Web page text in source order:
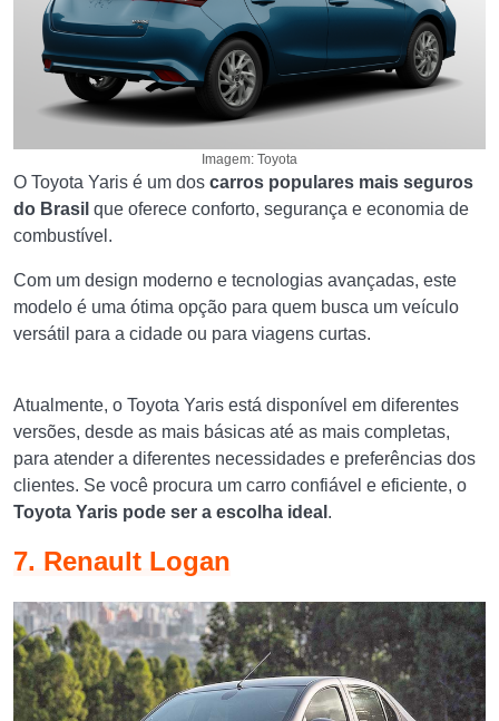
Imagem: Toyota
O Toyota Yaris é um dos carros populares mais seguros
do Brasil que oferece conforto, segurança e economia de
combustível.
Com um design moderno e tecnologias avançadas, este
modelo é uma ótima opção para quem busca um veículo
versátil para a cidade ou para viagens curtas.
Atualmente, o Toyota Yaris está disponível em diferentes
versões, desde as mais básicas até as mais completas,
para atender a diferentes necessidades e preferências dos
clientes. Se você procura um carro confiável e eficiente, o
Toyota Yaris pode ser a escolha ideal .
7. Renault Logan